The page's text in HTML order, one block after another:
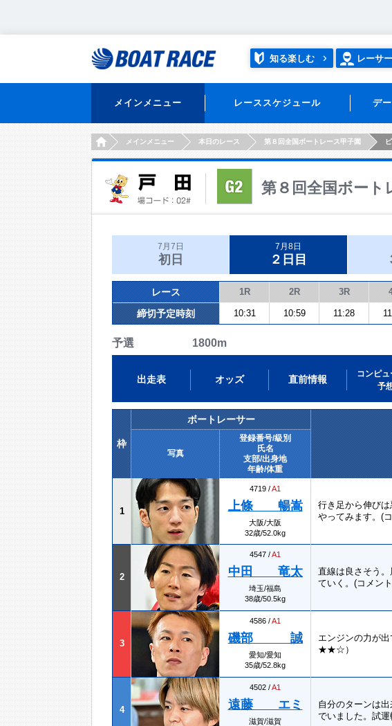
知る楽しむ レーサ
メインメニュー レーススケジュール デ
HOMEメインメニュー 本日のレース 第８回全国ボートレース甲子園
第８回全国ボート
7月7日
初日
7月8日
２日目
レース 1R 2R 3R
締切予定時刻 10:31 10:59 11:28
予選 1800m
出走表 オッズ 直前情報
コンピュ
予
枠
ボートレーサー
写真
登録番号/級別
氏名
支部/出身地
年齢/体重
1
4719 /A1
上條 暢嵩
大阪/大阪
32歳/52.0kg
行き足から伸び
やってみます。(
2
4547 /A1
中田 竜太
埼玉/福島
38歳/50.5kg
直線は良さそう
ていく。(コメ
3
4586 /A1
磯部 誠
愛知/愛知
35歳/52.8kg
エンジンの力が
★★☆）
4
4502 /A1
遠藤 エミ
滋賀/滋賀
自分のターンは
でいました。試